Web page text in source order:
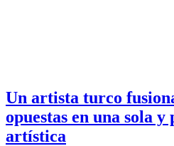
Un artista turco
opuestas en una sola y
artística